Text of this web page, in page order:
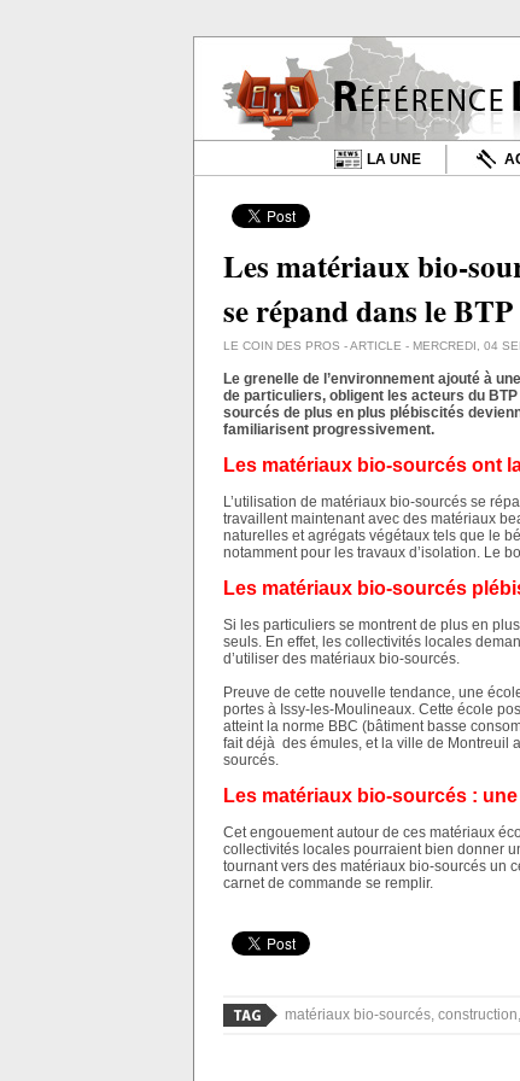
LA UNE
Les matériaux bio-
se répand dans le BTP
LE COIN DES PROS - ARTICLE - MERCREDI, 04
Le grenelle de l’environnement ajouté à
de particuliers, obligent les acteurs du
sourcés de plus en plus plébiscités
familiarisent progressivement.
Les matériaux bio-sourcés ont
L’utilisation de matériaux bio-sourcés se
travaillent maintenant avec des matériaux
naturelles et agrégats végétaux tels que le
notamment pour les travaux d’isolation. Le
Les matériaux bio-sourcés
Si les particuliers se montrent de plus en
seuls. En effet, les collectivités locales
d’utiliser des matériaux bio-sourcés.
Preuve de cette nouvelle tendance, une
portes à Issy-les-Moulineaux. Cette école
atteint la norme BBC (bâtiment basse
fait déjà des émules, et la ville de Montreuil
sourcés.
Les matériaux bio-sourcés :
Cet engouement autour de ces matériaux
collectivités locales pourraient bien donner
tournant vers des matériaux bio-sourcés un
carnet de commande se remplir.
matériaux bio-sourcés,